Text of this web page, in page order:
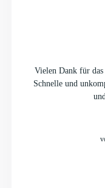
Vielen Dank für das
Schnelle und